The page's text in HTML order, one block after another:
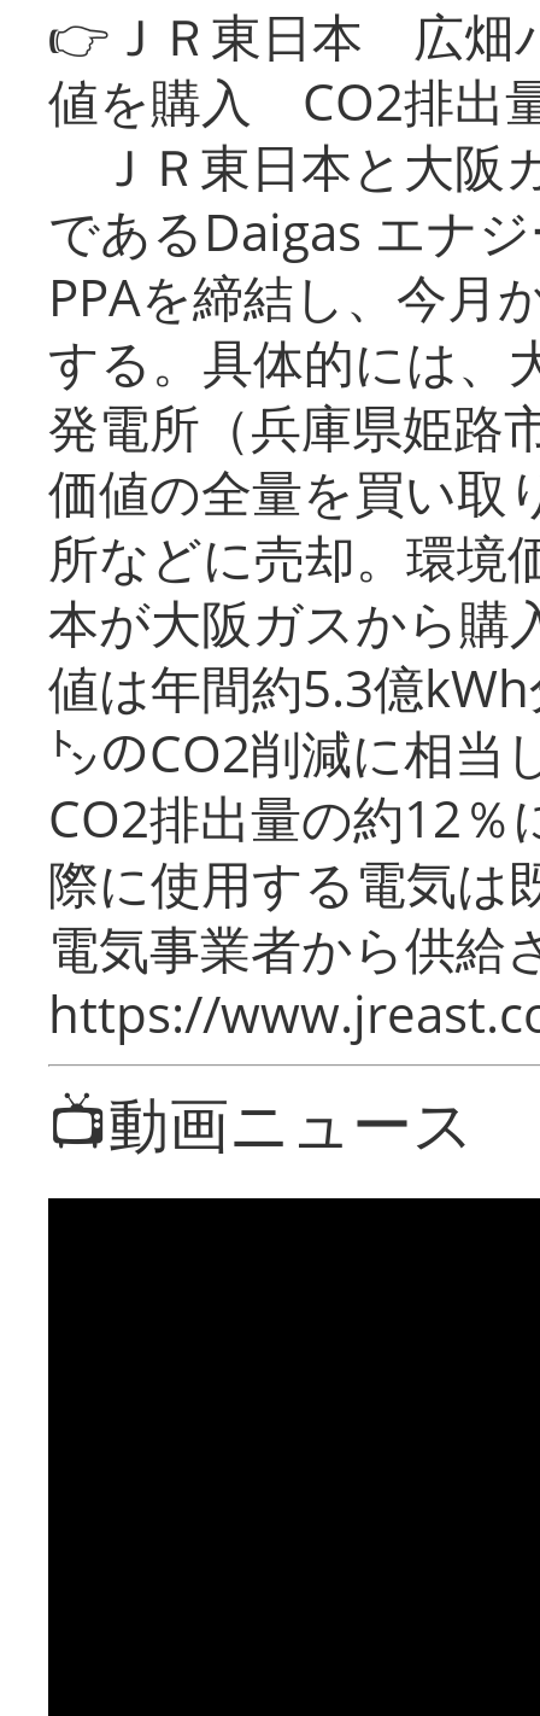
👉ＪＲ東日本 広畑
値を購入 CO2排出
ＪＲ東日本と大阪
であるDaigas エナ
PPAを締結し、今月
する。具体的には、
発電所（兵庫県姫路
価値の全量を買い取
所などに売却。環境
本が大阪ガスから購
値は年間約5.3億
㌧のCO2削減に相当
CO2排出量の約12％
際に使用する電気は
電気事業者から供給
https://
📺動画ニュース